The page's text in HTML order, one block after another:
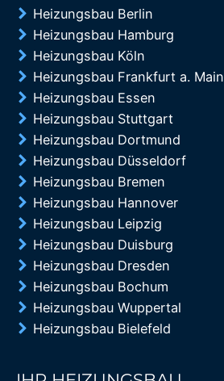
Heizungsbau Berlin
Heizungsbau Hamburg
Heizungsbau Köln
Heizungsbau Frankfurt a. Main
Heizungsbau Essen
Heizungsbau Stuttgart
Heizungsbau Dortmund
Heizungsbau Düsseldorf
Heizungsbau Bremen
Heizungsbau Hannover
Heizungsbau Leipzig
Heizungsbau Duisburg
Heizungsbau Dresden
Heizungsbau Bochum
Heizungsbau Wuppertal
Heizungsbau Bielefeld